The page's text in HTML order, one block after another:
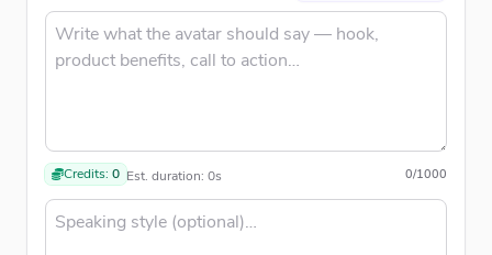
Credits: 0 Est. duration: 0s 0/1000